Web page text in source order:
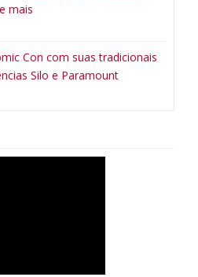
mais
Con com suas tradicionais
Silo e Paramount